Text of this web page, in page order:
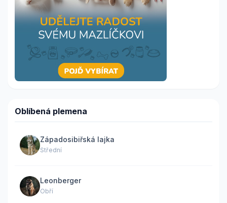
Oblíbená plemena
Západosibiřská lajka
Střední
Leonberger
Obří